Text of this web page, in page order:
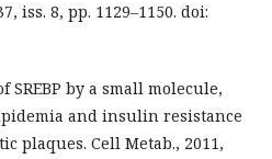
iss. 8, pp. 1129–1150. doi:
SREBP by a small molecule,
and insulin resistance
plaques. Cell Metab., 2011,